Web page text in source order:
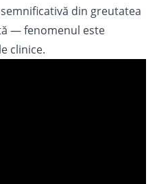
din greutatea
— fenomenul este
clinice.